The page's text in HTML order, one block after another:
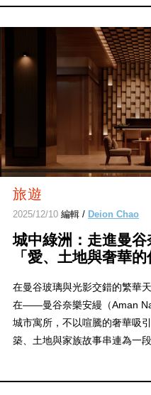
旅遊
2025/12/10編輯 / Deion Chao
城中綠洲：走進曼
「愛、土地與奢華的
在曼谷玻璃與光影交錯的繁華
在——曼谷奈樂安縵（Aman
城市寓所，不以喧騰的奢華吸
築、土地與家族故事串連為一